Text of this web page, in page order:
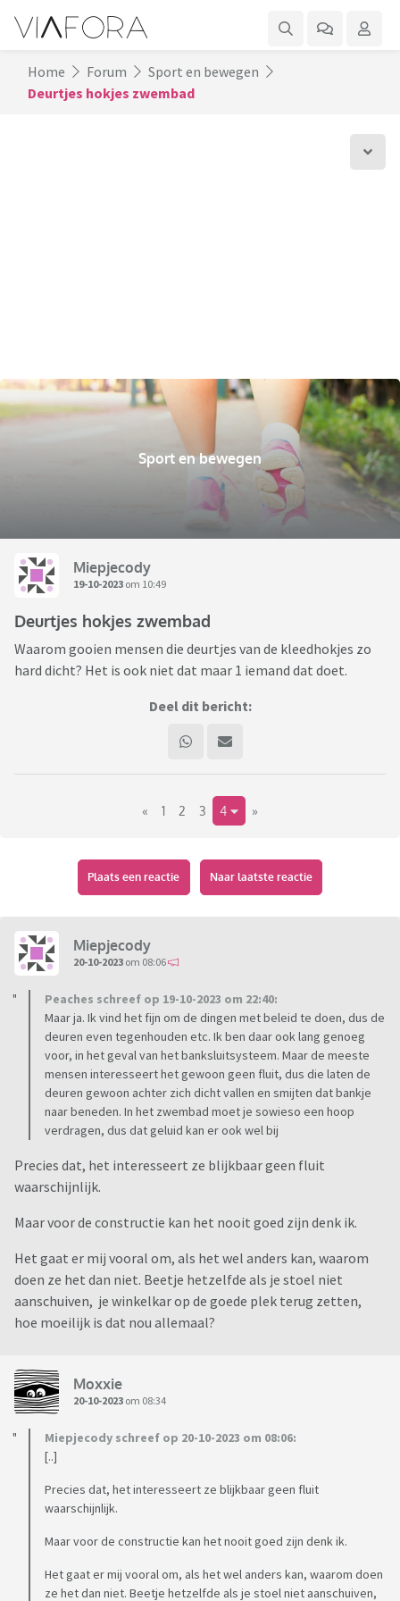
Home Forum
Sport en bewegen
Deurtjes hokjes zwembad
Sport en bewegen
Miepjecody
19-10-2023 om 10:49
Deurtjes hokjes zwembad
Waarom gooien mensen die deurtjes van de kleedhokjes zo
hard dicht? Het is ook niet dat maar 1 iemand dat doet.
Deel dit bericht:
« 1 2 3 4 »
Plaats een reactie Naar laatste reactie
Miepjecody
20-10-2023 om 08:06
Peaches schreef op 19-10-2023 om 22:40:
Maar ja. Ik vind het fijn om de dingen met beleid te doen, dus de
deuren even tegenhouden etc. Ik ben daar ook lang genoeg
voor, in het geval van het banksluitsysteem. Maar de meeste
mensen interesseert het gewoon geen fluit, dus die laten de
deuren gewoon achter zich dicht vallen en smijten dat bankje
naar beneden. In het zwembad moet je sowieso een hoop
verdragen, dus dat geluid kan er ook wel bij
Precies dat, het interesseert ze blijkbaar geen fluit
waarschijnlijk.
Maar voor de constructie kan het nooit goed zijn denk ik.
Het gaat er mij vooral om, als het wel anders kan, waarom
doen ze het dan niet. Beetje hetzelfde als je stoel niet
aanschuiven, je winkelkar op de goede plek terug zetten,
hoe moeilijk is dat nou allemaal?
Moxxie
20-10-2023 om 08:34
Miepjecody schreef op 20-10-2023 om 08:06:
[..]
Precies dat, het interesseert ze blijkbaar geen fluit
waarschijnlijk.
Maar voor de constructie kan het nooit goed zijn denk ik.
Het gaat er mij vooral om, als het wel anders kan, waarom doen
ze het dan niet. Beetje hetzelfde als je stoel niet aanschuiven,